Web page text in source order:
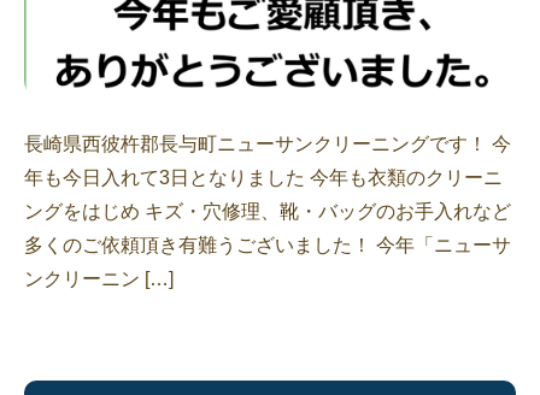
長崎県西彼杵郡長与町ニューサンクリーニングです！ 今
年も今日入れて3日となりました 今年も衣類のクリーニ
ングをはじめ キズ・穴修理、靴・バッグのお手入れなど
多くのご依頼頂き有難うございました！ 今年「ニューサ
ンクリーニン […]